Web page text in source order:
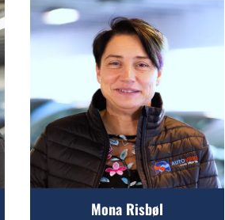
Mona Risbøl